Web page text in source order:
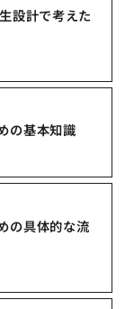
設計で考えた
の基本知識
の具体的な流